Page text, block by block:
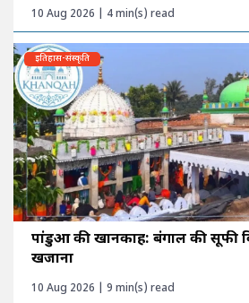
10 Aug 2026 | 4 min(s) read
इतिहास-संस्कृति
पांडुआ की खानकाह: बंगाल की सूफी
खजाना
10 Aug 2026 | 9 min(s) read